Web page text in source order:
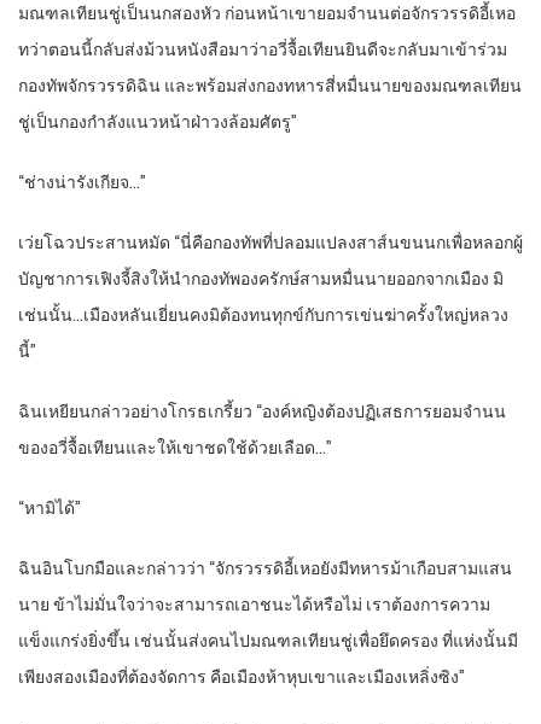
มณฑลเทียนชู่เป็นนกสองหัว ก่อนหน้าเขายอมจำนนต่อจักรวรรดิอี้เหอ
ทว่าตอนนี้กลับส่งม้วนหนังสือมาว่าอวี่จื้อเทียนยินดีจะกลับมาเข้าร่วม
กองทัพจักรวรรดิฉิน และพร้อมส่งกองทหารสี่หมื่นนายของมณฑลเทียน
ชู่เป็นกองกำลังแนวหน้าฝ่าวงล้อมศัตรู”
“ช่างน่ารังเกียจ…”
เว่ยโฉวประสานหมัด “นี่คือกองทัพที่ปลอมแปลงสาส์นขนนกเพื่อหลอกผู้
บัญชาการเฟิงจี้สิงให้นำกองทัพองครักษ์สามหมื่นนายออกจากเมือง มิ
เช่นนั้น…เมืองหลันเยี่ยนคงมิต้องทนทุกข์กับการเข่นฆ่าครั้งใหญ่หลวง
นี้”
ฉินเหยียนกล่าวอย่างโกรธเกรี้ยว “องค์หญิงต้องปฏิเสธการยอมจำนน
ของอวี่จื้อเทียนและให้เขาชดใช้ด้วยเลือด…”
“หามิได้”
ฉินอินโบกมือและกล่าวว่า “จักรวรรดิอี้เหอยังมีทหารม้าเกือบสามแสน
นาย ข้าไม่มั่นใจว่าจะสามารถเอาชนะได้หรือไม่ เราต้องการความ
แข็งแกร่งยิ่งขึ้น เช่นนั้นส่งคนไปมณฑลเทียนชู่เพื่อยึดครอง ที่แห่งนั้นมี
เพียงสองเมืองที่ต้องจัดการ คือเมืองห้าหุบเขาและเมืองเหลิ่งซิง”